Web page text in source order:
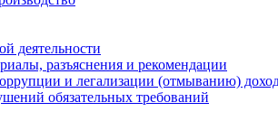
деятельности
разъяснения и рекомендации
и легализации (отмыванию)
обязательных требований